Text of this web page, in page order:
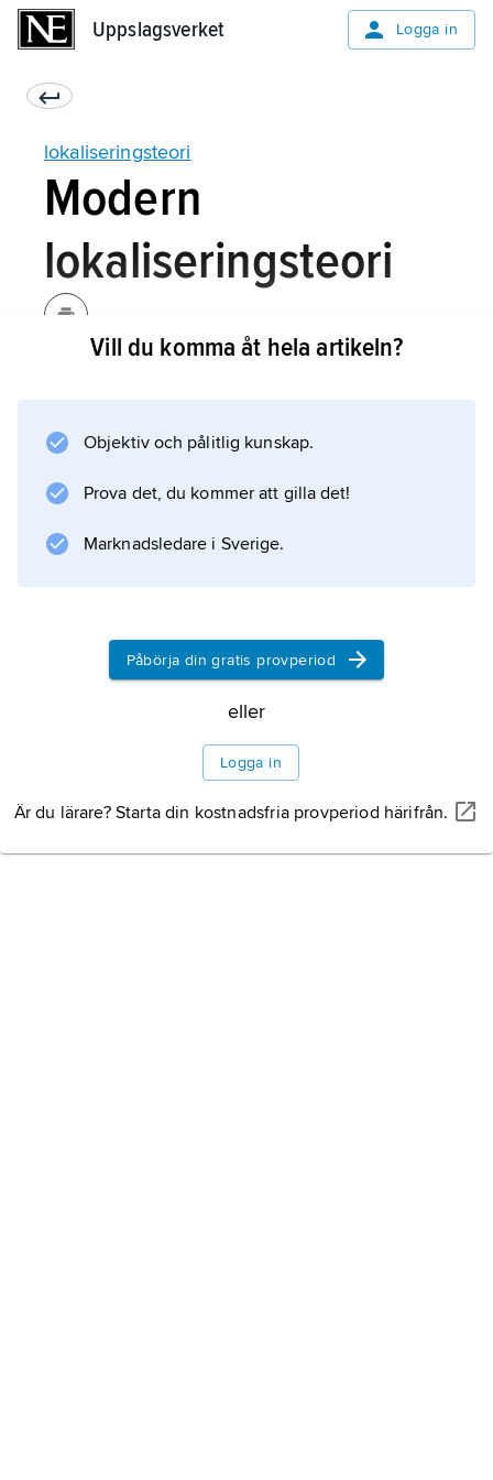
Uppslagsverket Logga in
lokaliseringsteori
Modern
lokaliseringsteori
som regionalekonomi, företagsekonomi och
ekonomisk geografi. Det går inte längre att
tala om någon enhetlig lokaliseringsteori.
Vill du komma åt hela artikeln?
Objektiv och pålitlig kunskap.
Prova det, du kommer att gilla det!
Marknadsledare i Sverige.
Påbörja din gratis provperiod
eller
Logga in
Är du lärare? Starta din kostnadsfria provperiod härifrån.